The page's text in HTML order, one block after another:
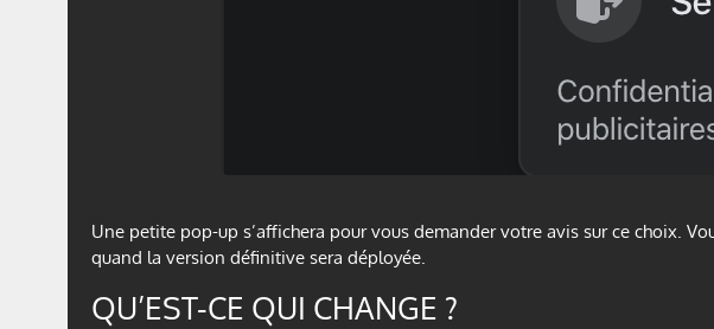
Une petite pop-up s’affichera pour vous demander votre avis sur ce choix.
quand la version définitive sera déployée.
QU’EST-CE QUI CHANGE ?